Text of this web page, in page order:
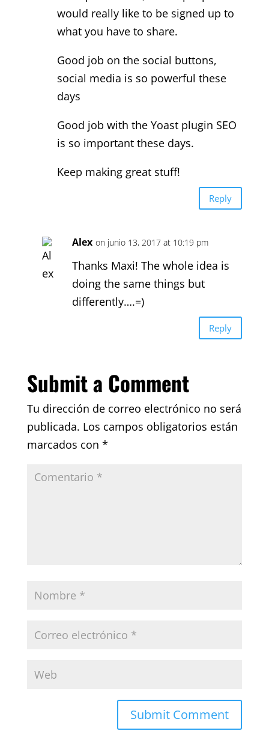
would really like to be signed up to
what you have to share.
Good job on the social buttons,
social media is so powerful these
days
Good job with the Yoast plugin SEO
is so important these days.
Keep making great stuff!
Reply
Alex on junio 13, 2017 at 10:19 pm
Thanks Maxi! The whole idea is
doing the same things but
differently….=)
Reply
Submit a Comment
Tu dirección de correo electrónico no será
publicada. Los campos obligatorios están
marcados con *